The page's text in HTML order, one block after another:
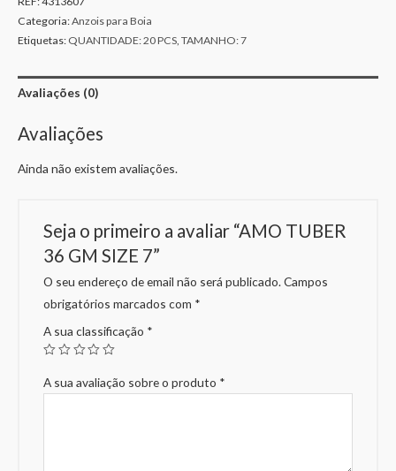
Categoria:Anzois para Boia
Etiquetas: QUANTIDADE: 20 PCS, TAMANHO: 7
Avaliações (0)
Avaliações
Ainda não existem avaliações.
Seja o primeiro a avaliar “AMO TUBER
36 GM SIZE 7”
O seu endereço de email não será publicado. Campos
obrigatórios marcados com *
A sua classificação *
A sua avaliação sobre o produto *